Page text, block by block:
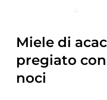
Miele di
pregiato
noci